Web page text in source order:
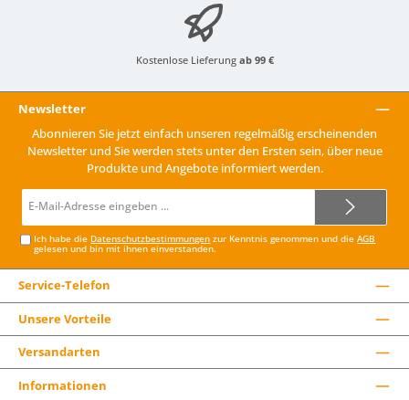
Kostenlose Lieferung ab 99 €
Newsletter
Abonnieren Sie jetzt einfach unseren regelmäßig erscheinenden
Newsletter und Sie werden stets unter den Ersten sein, über neue
Produkte und Angebote informiert werden.
Mail-
Ich habe die Datenschutzbestimmungen zur Kenntnis genommen und dieAGB
gelesen und bin mit ihnen einverstanden.
Service-Telefon
Unsere Vorteile
Versandarten
Informationen